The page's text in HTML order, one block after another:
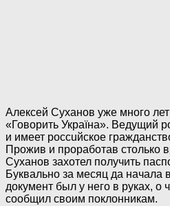
Алексей Суханов уже много
«Говорить Україна». Ведущий
и имеет poccuйское
Прожив и проработав столько
Суханов захотел получить
Буквально за месяц да
документ был у него в руках, о
сообщил своим поклонникам.